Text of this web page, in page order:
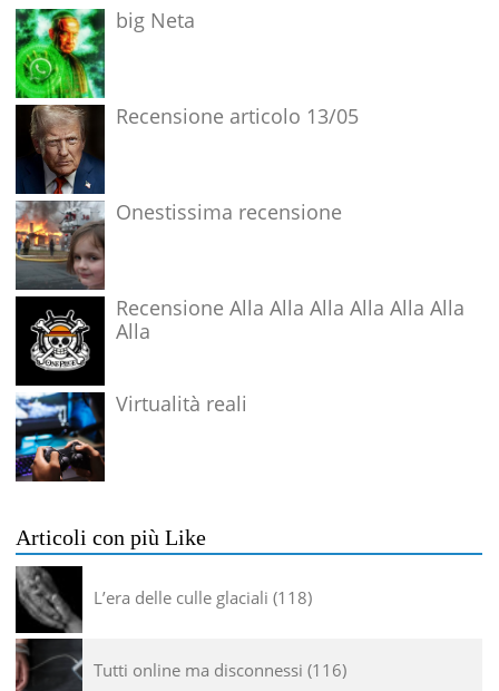
big Neta
Recensione articolo 13/05
Onestissima recensione
Recensione Alla Alla Alla Alla Alla Alla
Alla
Virtualità reali
Articoli con più Like
L’era delle culle glaciali 118
Tutti online ma disconnessi 116